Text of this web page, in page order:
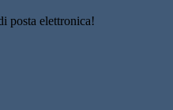
posta elettronica!